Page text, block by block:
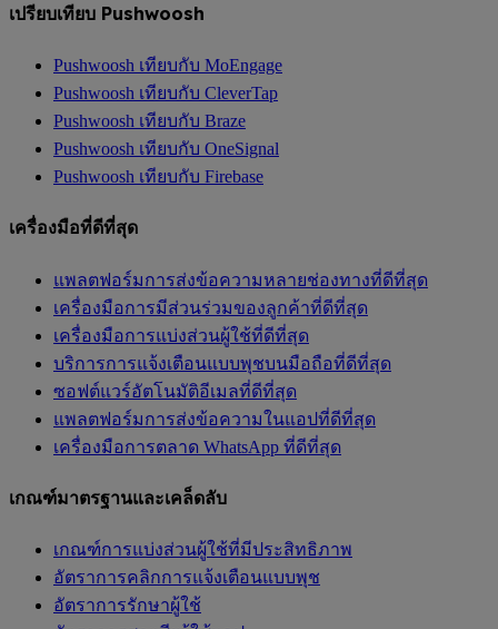
เปรียบเทียบ Pushwoosh
Pushwoosh เทียบกับ MoEngage
Pushwoosh เทียบกับ CleverTap
Pushwoosh เทียบกับ Braze
Pushwoosh เทียบกับ OneSignal
Pushwoosh เทียบกับ Firebase
เครื่องมือที่ดีที่สุด
แพลตฟอร์มการส่งข้อความหลายช่องทางที่ดีที่สุด
เครื่องมือการมีส่วนร่วมของลูกค้าที่ดีที่สุด
เครื่องมือการแบ่งส่วนผู้ใช้ที่ดีที่สุด
บริการการแจ้งเตือนแบบพุชบนมือถือที่ดีที่สุด
ซอฟต์แวร์อัตโนมัติอีเมลที่ดีที่สุด
แพลตฟอร์มการส่งข้อความในแอปที่ดีที่สุด
เครื่องมือการตลาด WhatsApp ที่ดีที่สุด
เกณฑ์มาตรฐานและเคล็ดลับ
เกณฑ์การแบ่งส่วนผู้ใช้ที่มีประสิทธิภาพ
อัตราการคลิกการแจ้งเตือนแบบพุช
อัตราการรักษาผู้ใช้